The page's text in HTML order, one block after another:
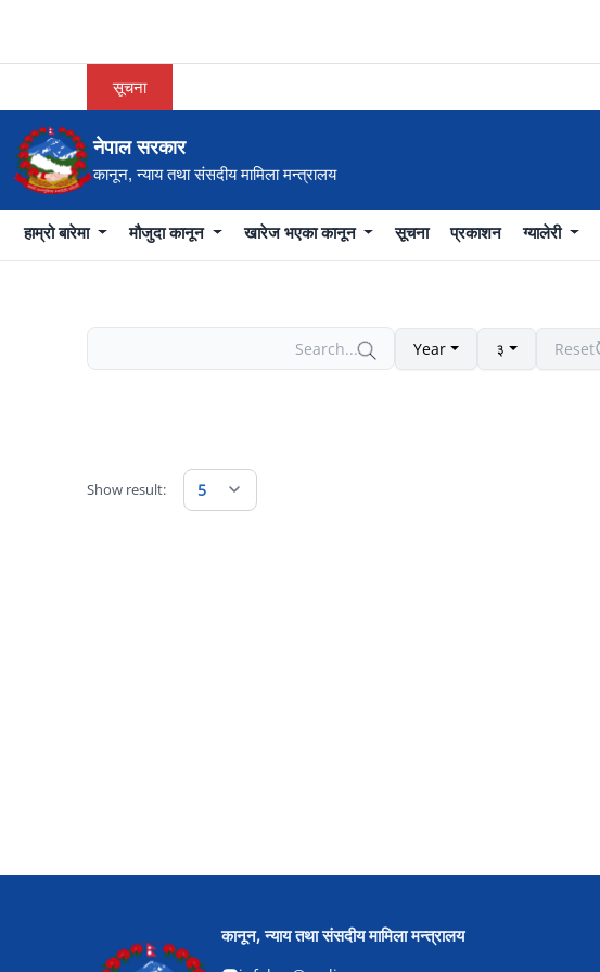
सूचना
नेपाल सरकार
कानून, न्याय तथा संसदीय मामिला मन्त्रालय
हाम्रो बारेमा मौजुदा कानून खारेज भएका कानून सूचना प्रकाशन ग्यालेरी
Year ३ Reset
Show result: 5
कानून, न्याय तथा संसदीय मामिला मन्त्रालय